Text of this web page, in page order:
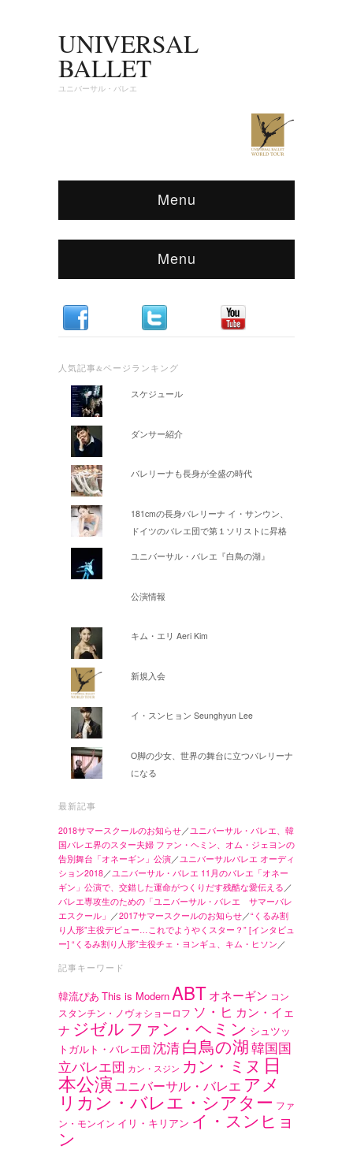
UNIVERSAL
BALLET
ユニバーサル・バレエ
Menu
Menu
人気記事&ページランキング
スケジュール
ダンサー紹介
バレリーナも長身が全盛の時代
181cmの長身バレリーナ イ・サンウン、
ドイツのバレエ団で第１ソリストに昇格
ユニバーサル・バレエ『白鳥の湖』
公演情報
キム・エリ Aeri Kim
新規入会
イ・スンヒョン Seunghyun Lee
O脚の少女、世界の舞台に立つバレリーナ
になる
最新記事
2018サマースクールのお知らせ／ユニバーサル・バレエ、韓
国バレエ界のスター夫婦 ファン・ヘミン、オム・ジェヨンの
告別舞台「オネーギン」公演／ユニバーサルバレエ オーディ
ション2018／ユニバーサル・バレエ 11月のバレエ「オネー
ギン」公演で、交錯した運命がつくりだす残酷な愛伝える ／
バレエ専攻生のための「ユニバーサル・バレエ サマーバレ
エスクール」 ／2017サマースクールのお知らせ／“くるみ割
り人形”主役デビュー…これでようやくスター？” [インタビュ
ー] “くるみ割り人形”主役チェ・ヨンギュ、キム・ヒソン ／
記事キーワード
韓流ぴあ This is ModernABTオネーギン コン
スタンチン・ノヴォショーロフ ソ・ヒ カン・イェ
ナ ジゼル ファン・ヘミン シュツッ
トガルト・バレエ団 沈清白鳥の湖韓国国
立バレエ団 カン・スジン カン・ミヌ 日
本公演ユニバーサル・バレエ アメ
リカン・バレエ・シアター ファ
ン・モンイン イリ・キリアン イ・スンヒョ
ン